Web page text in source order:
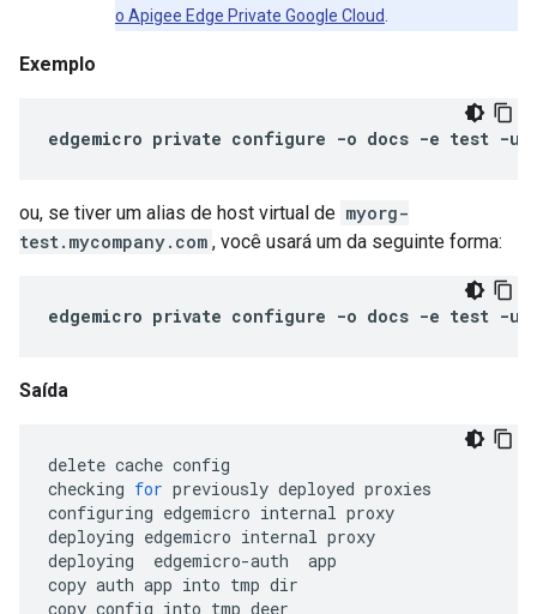
o Apigee Edge Private Google Cloud
Exemplo
edgemicro private configure -o docs -e test -u
ou, se tiver um alias de host virtual de myorg-
test.mycompany.com , você usará um da seguinte forma:
edgemicro private configure -o docs -e test -u
Saída
delete cache config
checking for previously deployed proxies
configuring edgemicro internal proxy
deploying edgemicro internal proxy
deploying
edgemicro-auth
app
copy auth app into tmp dir
copy config into tmp deer